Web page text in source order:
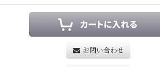
お問い合わせ